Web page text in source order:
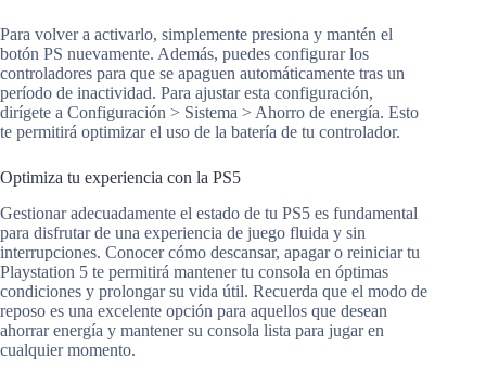
Para volver a activarlo, simplemente presiona y mantén el
botón PS nuevamente. Además, puedes configurar los
controladores para que se apaguen automáticamente tras un
período de inactividad. Para ajustar esta configuración,
dirígete a Configuración > Sistema > Ahorro de energía. Esto
te permitirá optimizar el uso de la batería de tu controlador.
Optimiza tu experiencia con la PS5
Gestionar adecuadamente el estado de tu PS5 es fundamental
para disfrutar de una experiencia de juego fluida y sin
interrupciones. Conocer cómo descansar, apagar o reiniciar tu
Playstation 5 te permitirá mantener tu consola en óptimas
condiciones y prolongar su vida útil. Recuerda que el modo de
reposo es una excelente opción para aquellos que desean
ahorrar energía y mantener su consola lista para jugar en
cualquier momento.